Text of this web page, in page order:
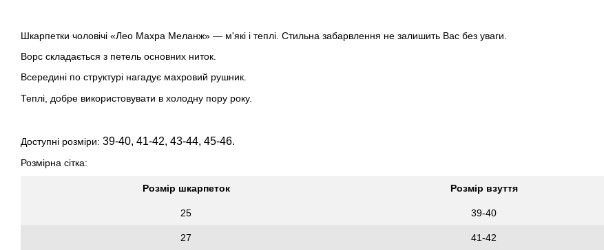
Шкарпетки чоловічі «Лео Махра Меланж» — м'які і теплі. Стильна забарвлення не залишить Вас без уваги.
Ворс складається з петель основних ниток.
Всередині по структурі нагадує махровий рушник.
Теплі, добре використовувати в холодну пору року.
Доступні розміри: 39-40, 41-42, 43-44, 45-46.
Розмірна сітка:
Розмір шкарпеток Розмір взуття
25 39-40
27 41-42